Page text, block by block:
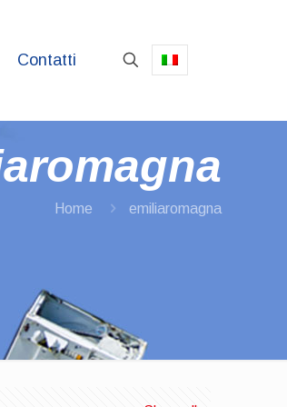
Contatti
Home emiliaromagna